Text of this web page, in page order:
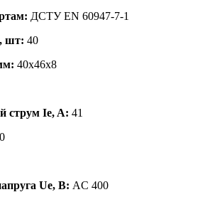
ДСТУ EN 60947-7-1
шт: 40
40x46x8
струм Ie, A: 41
Ue, В: AC 400